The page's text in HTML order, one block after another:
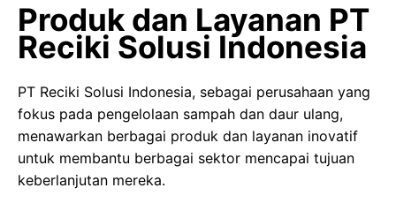
Produk dan Layanan PT
Reciki Solusi Indonesia
PT Reciki Solusi Indonesia, sebagai perusahaan yang
fokus pada pengelolaan sampah dan daur ulang,
menawarkan berbagai produk dan layanan inovatif
untuk membantu berbagai sektor mencapai tujuan
keberlanjutan mereka.